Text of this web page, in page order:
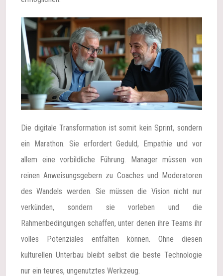
Die digitale Transformation ist somit kein Sprint, sondern
ein Marathon. Sie erfordert Geduld, Empathie und vor
allem eine vorbildliche Führung. Manager müssen von
reinen Anweisungsgebern zu Coaches und Moderatoren
des Wandels werden. Sie müssen die Vision nicht nur
verkünden, sondern sie vorleben und die
Rahmenbedingungen schaffen, unter denen ihre Teams ihr
volles Potenziales entfalten können. Ohne diesen
kulturellen Unterbau bleibt selbst die beste Technologie
nur ein teures, ungenutztes Werkzeug.